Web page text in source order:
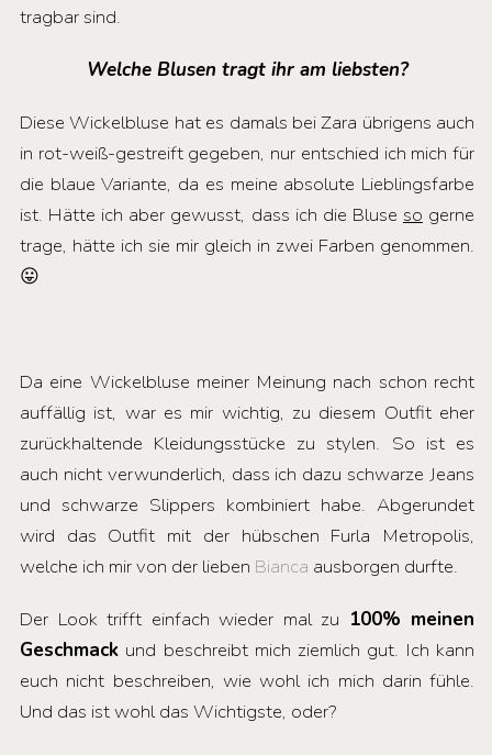
tragbar sind.
Welche Blusen tragt ihr am liebsten?
Diese Wickelbluse hat es damals bei Zara übrigens auch
in rot-weiß-gestreift gegeben, nur entschied ich mich für
die blaue Variante, da es meine absolute Lieblingsfarbe
ist. Hätte ich aber gewusst, dass ich die Bluse so gerne
trage, hätte ich sie mir gleich in zwei Farben genommen.
😛
Da eine Wickelbluse meiner Meinung nach schon recht
auffällig ist, war es mir wichtig, zu diesem Outfit eher
zurückhaltende Kleidungsstücke zu stylen. So ist es
auch nicht verwunderlich, dass ich dazu schwarze Jeans
und schwarze Slippers kombiniert habe. Abgerundet
wird das Outfit mit der hübschen Furla Metropolis,
welche ich mir von der lieben Bianca ausborgen durfte.
Der Look trifft einfach wieder mal zu 100% meinen
Geschmack und beschreibt mich ziemlich gut. Ich kann
euch nicht beschreiben, wie wohl ich mich darin fühle.
Und das ist wohl das Wichtigste, oder?